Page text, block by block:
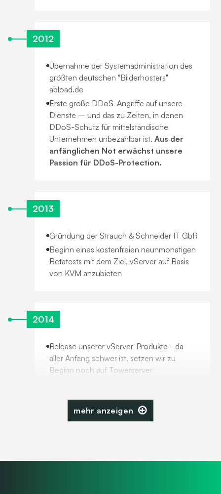
2012
Übernahme der Systemadministration des
größten deutschen "Bilderhosters"
abload.de
Erste große DDoS-Angriffe auf unsere
Dienste – und das zu Zeiten, in denen
DDoS-Schutz für mittelständische
Unternehmen unbezahlbar ist.Aus der
anfänglichen Not erwächst unsere
Passion für DDoS-Protection.
2013
Gründung der Strauch & Schneider IT GbR
Beginn eines kostenfreien neunmonatigen
Betatests mit dem Ziel, vServer auf Basis
von KVM anzubieten
2014
Release unserer vServer-Produkte - da
aller Anfang schwer ist, setzen wir zu
Beginn noch auf Towerserver
mehr anzeigen